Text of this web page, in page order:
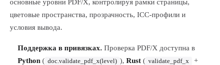
основные уровни PDF/X, контролируя рамки страницы,
цветовые пространства, прозрачность, ICC-профили и
условия вывода.
Поддержка в привязках. Проверка PDF/X доступна в
Python ( doc.validate_pdf_x(level) ), Rust ( validate_pdf_x
+